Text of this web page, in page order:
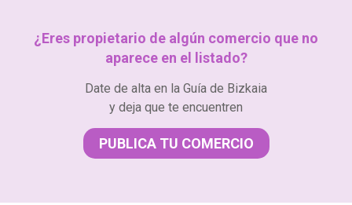
¿Eres propietario de algún comercio que no
aparece en el listado?
Date de alta en la Guía de Bizkaia
y deja que te encuentren
PUBLICA TU COMERCIO